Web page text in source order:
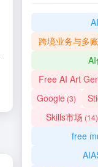
跨境业务与多
Free AI Art
Google (3)
Skills市场 (14)
free